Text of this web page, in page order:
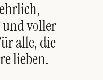
voller
alle, die
lieben.